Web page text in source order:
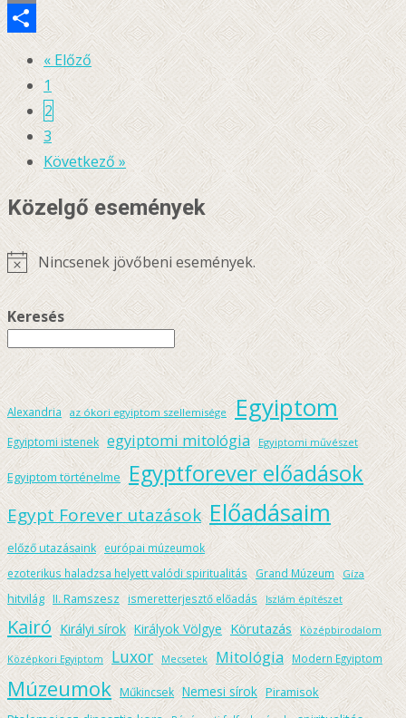
Email
Ossza
meg
Bejegyzésnavigáció
« Előző
1
2
3
Következő »
Közelgő események
Notice
Nincsenek jövőbeni események.
Keresés
Alexandria az ókori egyiptom szellemisége Egyiptom
Egyiptomi istenek egyiptomi mitológia Egyiptomi művészet
Egyiptom történelme Egyptforever előadások
Egypt Forever utazások Előadásaim
előző utazásaink
európai múzeumok
ezoterikus haladzsa helyett valódi spiritualitás
Grand Múzeum Gíza
hitvilág II. Ramszesz ismeretterjesztő előadás Iszlám építészet
Kairó Királyi sírok Királyok Völgye Körutazás Középbirodalom
Középkori Egyiptom Luxor Mecsetek Mitológia Modern Egyiptom
Múzeumok Műkincsek Nemesi sírok Piramisok